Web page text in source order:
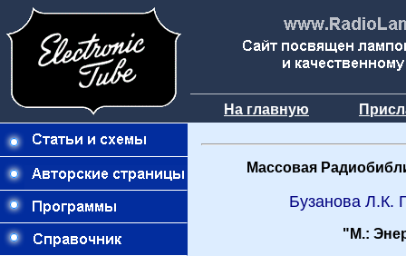
На главную
Массовая
Бузанова Л.К.
"М.: